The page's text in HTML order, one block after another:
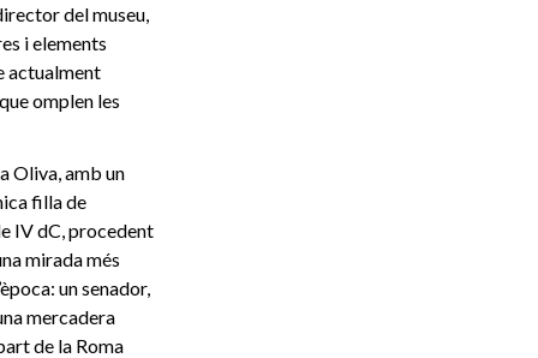
del museu,
i elements
actualment
omplen les
Oliva, amb un
filla de
IV dC, procedent
mirada més
un senador,
mercadera
de la Roma